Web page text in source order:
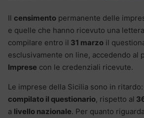
Il censimento permanente delle
e quelle che hanno ricevuto una lettera
compilare entro il 31 marzo il
esclusivamente on line, accedendo al
Imprese con le credenziali ricevute.
Le imprese della Sicilia sono in
compilato il questionario, rispetto al
a livello nazionale. Per quanto